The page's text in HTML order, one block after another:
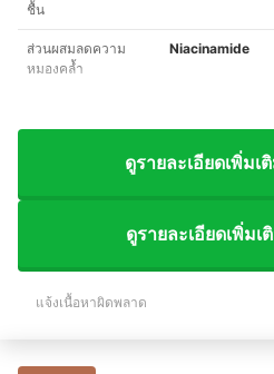
ชื้น
ส่วนผสมลดความ
หมองคล้ำ
Niacinamide
ดูรายละเอียดเพิ่มเ
ดูรายละเอียดเพิ่มเ
แจ้งเนื้อหาผิดพลาด